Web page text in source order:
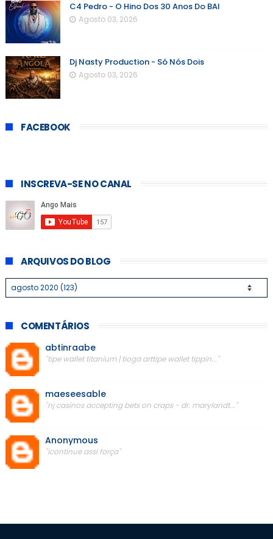
C4 Pedro - O Hino Dos 30 Anos Do BAI
Agosto 03, 2026
Dj Nasty Production - Só Nós Dois
Agosto 03, 2026
FACEBOOK
INSCREVA-SE NO CANAL
ARQUIVOS DO BLOG
COMENTÁRIOS
abtinraabe
"tipe wallet titanium | tioga arttipe wallet tippin..."
maeseesable
"nj casinos accepting bets on craps - dr. marylandt..."
Anonymous
"icontinue assi força"